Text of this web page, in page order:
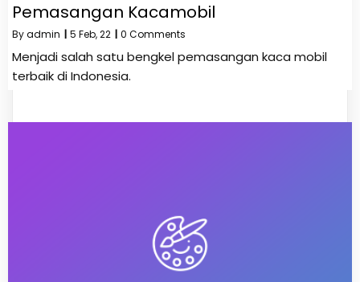
Pemasangan Kacamobil
Byadmin | 5 Feb, 22 | 0 Comments
Menjadi salah satu bengkel pemasangan kaca mobil
terbaik di Indonesia.